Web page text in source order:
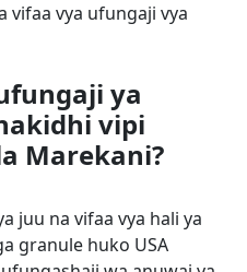
vifaa vya ufungaji vya
ya
vipi
Marekani?
juu na vifaa vya hali ya
granule huko USA